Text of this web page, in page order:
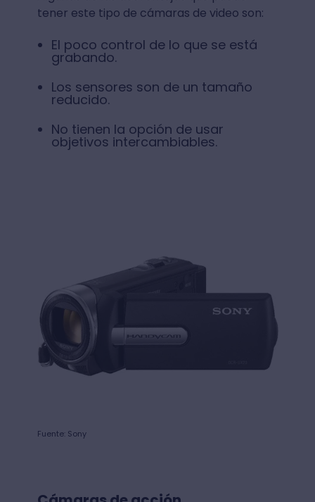
el objetivo de ser muy pequeña y sencilla
pueden empezar a grabar presionando un
botón sin realizar ningún tipo de ajuste.
También suelen tener un zoom potente.
tener este tipo de cámaras de video son:
objetivos intercambiables.